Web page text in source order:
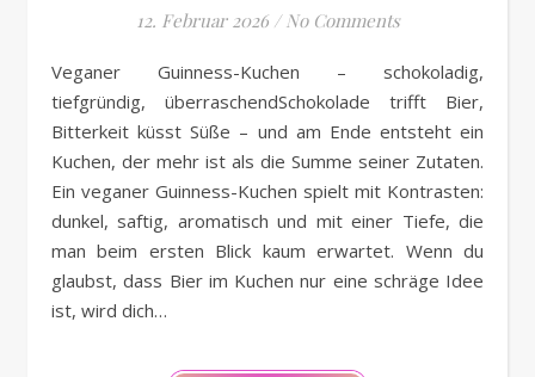
12. Februar 2026 / No Comments
Veganer Guinness-Kuchen – schokoladig,
tiefgründig, überraschendSchokolade trifft Bier,
Bitterkeit küsst Süße – und am Ende entsteht ein
Kuchen, der mehr ist als die Summe seiner Zutaten.
Ein veganer Guinness-Kuchen spielt mit Kontrasten:
dunkel, saftig, aromatisch und mit einer Tiefe, die
man beim ersten Blick kaum erwartet. Wenn du
glaubst, dass Bier im Kuchen nur eine schräge Idee
ist, wird dich…